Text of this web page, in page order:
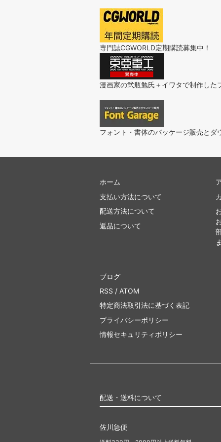
専門誌CGWORLD定期購読募集中！
漫画家の弐瓶勉氏＋イワタで制作した
フォント・書体のパッケージ販売とダ
ホーム
支払い方法について
配送方法について
返品について
ブログ
RSS / ATOM
特定商法取引法に基づく表記
プライバシーポリシー
情報セキュリティポリシー
配送・送料について
佐川急便